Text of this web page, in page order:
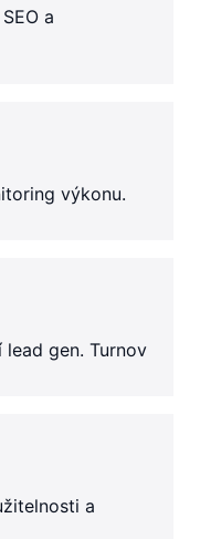
a
výkonu.
gen. Turnov
a